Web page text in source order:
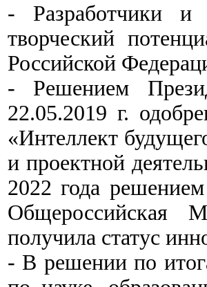
- Разработчики и
творческий
Российской
- Решением
22.05.2019 г.
«Интеллект
и проектной
2022 года
Общероссийская
получила статус
- В решении по